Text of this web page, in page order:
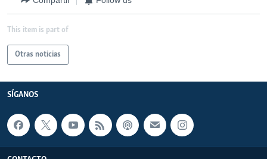
PANORAMA
ESTADOS UNIDOS AL DÍA
EL MUNDO AL DÍA [RADIO]
DEPORTIVO INTERNACIONAL
NOTA ECONÓMICA
ENTRETENIMIENTO
SÍGANOS
This item is part of
Otras noticias
SÍGANOS